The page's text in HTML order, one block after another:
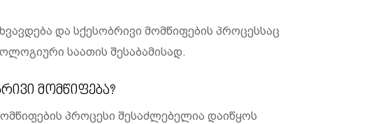
და სქესობრივი მომწიფების პროცესსაც
საათის შესაბამისად.
მომწიფება?
პროცესი შესაძლებელია დაიწყოს